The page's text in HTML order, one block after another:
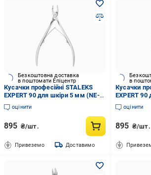
Безкоштовна доставка
в поштомати Епіцентр
Кусачки професійні STALEKS
EXPERT 90 для шкіри 5 мм (NE-
90-5)
оцінити
895 ₴/шт.
Привеземо Доставимо
в
Кусачки
EXPERT
90-7)
оцінити
895 ₴/шт.